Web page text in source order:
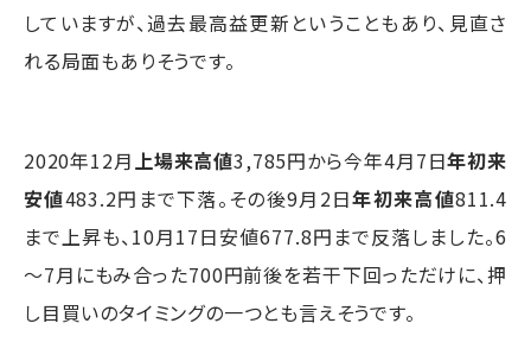
していますが、過去最高益更新ということもあり、見直さ
れる局面もありそうです。
2020年12月上場来高値3,785円から今年4月7日年初来
安値483.2円まで下落。その後9月2日年初来高値811.4
まで上昇も、10月17日安値677.8円まで反落しました。6
～7月にもみ合った700円前後を若干下回っただけに、押
し目買いのタイミングの一つとも言えそうです。